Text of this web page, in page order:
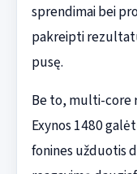
sprendimai bei
pakreipti
pusę.
Be to, multi-core
Exynos 1480
fonines užduotis